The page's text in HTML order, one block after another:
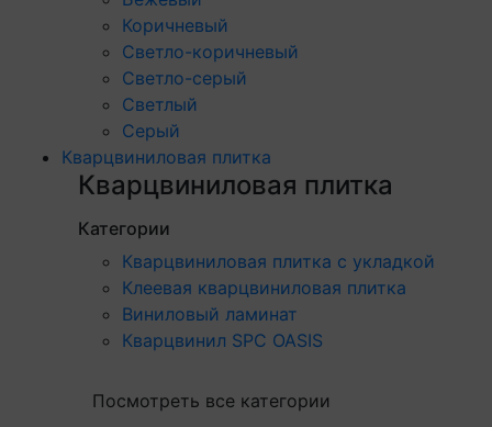
Коричневый
Светло-коричневый
Светло-серый
Светлый
Серый
Кварцвиниловая плитка
Кварцвиниловая плитка
Категории
Кварцвиниловая плитка с укладкой
Клеевая кварцвиниловая плитка
Виниловый ламинат
Кварцвинил SPC OASIS
Посмотреть все категории